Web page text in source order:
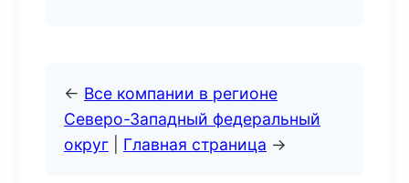
← Все компании в регионе
Северо-Западный федеральный
округ
Главная страница →